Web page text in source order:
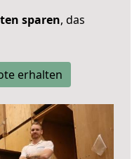
sparen, das
erhalten